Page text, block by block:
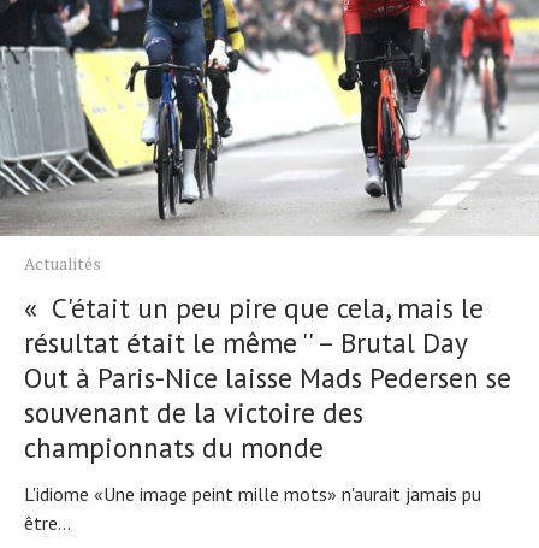
Actualités
« C'était un peu pire que cela, mais le
résultat était le même '' – Brutal Day
Out à Paris-Nice laisse Mads Pedersen se
souvenant de la victoire des
championnats du monde
L'idiome «Une image peint mille mots» n'aurait jamais pu
être...